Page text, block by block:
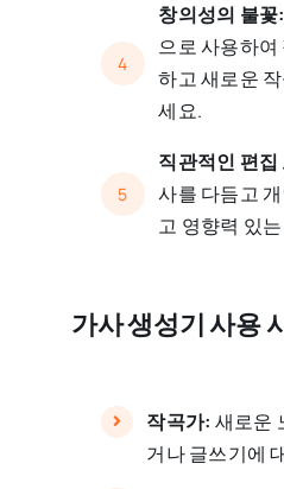
4
창의성의 불꽃:
으로 사용하여
하고 새로운
세요.
5
직관적인 편집
사를 다듬고
고 영향력 있
가사 생성기 사용
작곡가: 새로운
거나 글쓰기에